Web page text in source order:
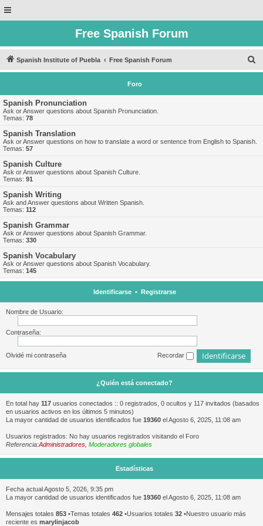
Free Spanish Forum
Spanish Institute of Puebla Free Spanish Forum
u
Foro
Spanish Pronunciation
Ask or Answer questions about Spanish Pronunciation.
Temas: 78
Spanish Translation
Ask or Answer questions on how to translate a word or sentence from English to Spanish.
Temas: 57
Spanish Culture
Ask or Answer questions about Spanish Culture.
Temas: 91
Spanish Writing
Ask and Answer questions about Written Spanish.
Temas: 112
Spanish Grammar
Ask or Answer questions about Spanish Grammar.
Temas: 330
Spanish Vocabulary
Ask or Answer questions about Spanish Vocabulary.
Temas: 145
Identificarse• Registrarse
Nombre de Usuario:
Contraseña:
Olvidé mi contraseña Recordar
¿Quién está conectado?
En total hay 117 usuarios conectados :: 0 registrados, 0 ocultos y 117 invitados (basados
en usuarios activos en los últimos 5 minutos)
La mayor cantidad de usuarios identificados fue 19360 el Agosto 6, 2025, 11:08 am
Usuarios registrados: No hay usuarios registrados visitando el Foro
Referencia:Administradores Moderadores globales
Estadísticas
Fecha actual Agosto 5, 2026, 9:35 pm
La mayor cantidad de usuarios identificados fue 19360 el Agosto 6, 2025, 11:08 am
Mensajes totales 853 •Temas totales 462 •Usuarios totales 32 •Nuestro usuario más
reciente es marylinjacob